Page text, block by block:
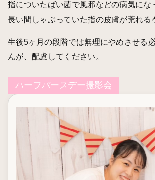
指についたばい菌で風邪などの病気にな
長い間しゃぶっていた指の皮膚が荒れる
生後5ヶ月の段階では無理にやめさせる
んが、配慮してください。
ハーフバースデー撮影会